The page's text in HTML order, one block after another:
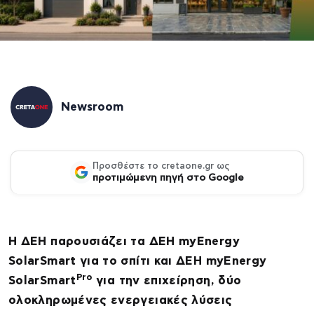
Newsroom
Προσθέστε το cretaone.gr ως
προτιμώμενη πηγή στο Google
Η ΔΕΗ παρουσιάζει τα ΔΕΗ myEnergy
SolarSmart για το σπίτι και ΔΕΗ myEnergy
SolarSmart Pro για την επιχείρηση, δύο
ολοκληρωμένες ενεργειακές λύσεις